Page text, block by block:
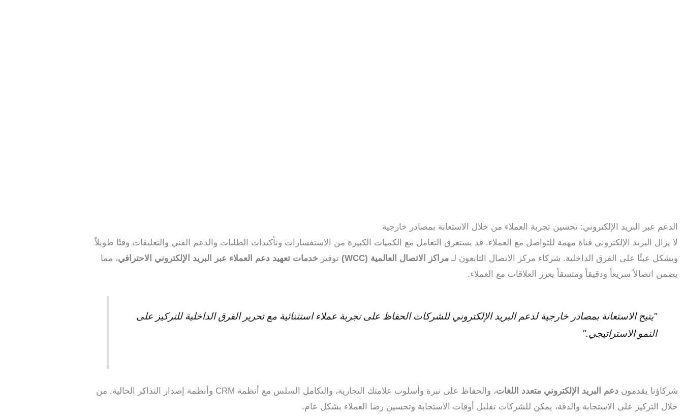
الدعم عبر البريد الإلكتروني: تحسين تجربة العملاء من خلال الاستعانة بمصادر خارجية
لا يزال البريد الإلكتروني قناة مهمة للتواصل مع العملاء. قد يستغرق التعامل مع الكميات الكبيرة من الاستفسارات وتأكيدات الطلبات والدعم الفني والتعليقات وقتًا طويلاً
ويشكل عبئًا على الفرق الداخلية. شركاء مركز الاتصال التابعون لـ مراكز الاتصال العالمية (WCC) توفير خدمات تعهيد دعم العملاء عبر البريد الإلكتروني الاحترافي، مما
يضمن اتصالاً سريعاً ودقيقاً ومتسقاً يعزز العلاقات مع العملاء.
"يتيح الاستعانة بمصادر خارجية لدعم البريد الإلكتروني للشركات الحفاظ على تجربة عملاء استثنائية مع تحرير الفرق الداخلية للتركيز على
النمو الاستراتيجي."
شركاؤنا يقدمون دعم البريد الإلكتروني متعدد اللغات
، والحفاظ على نبرة وأسلوب علامتك التجارية، والتكامل السلس مع أنظمة CRM وأنظمة إصدار التذاكر الحالية. من
خلال التركيز على الاستجابة والدقة، يمكن للشركات تقليل أوقات الاستجابة وتحسين رضا العملاء بشكل عام.